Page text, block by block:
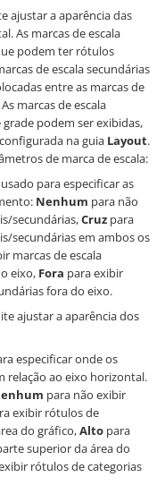
ajustar a aparência das
As marcas de escala
podem ter rótulos
de escala secundárias
entre as marcas de
marcas de escala
podem ser exibidas,
na guia Layout.
de marca de escala:
para especificar as
Nenhum para não
secundárias,Cruz para
secundárias em ambos os
marcas de escala
eixo, Fora para exibir
fora do eixo.
ajustar a aparência dos
especificar onde os
relação ao eixo horizontal.
para não exibir
exibir rótulos de
do gráfico,Alto para
superior da área do
rótulos de categorias